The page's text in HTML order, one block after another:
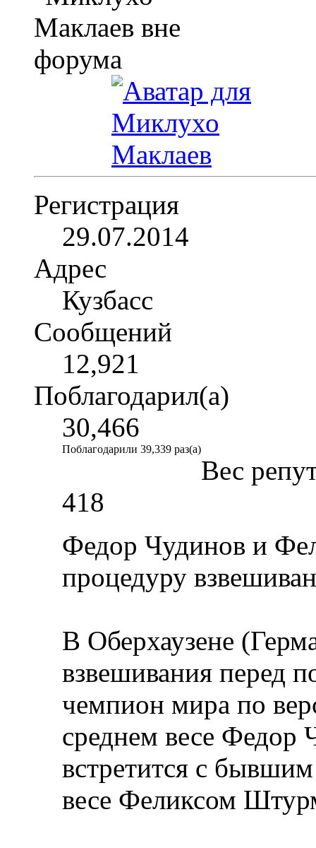
Регистрация
29.07.2014
Адрес
Кузбасс
Сообщений
12,921
Поблагодарил(а)
30,466
Поблагодарили 39,339 раз(а)
Вес
418
Федор Чудинов и
процедуру
В Оберхаузене
взвешивания перед
чемпион мира по
среднем весе Федор
встретится с
весе Феликсом